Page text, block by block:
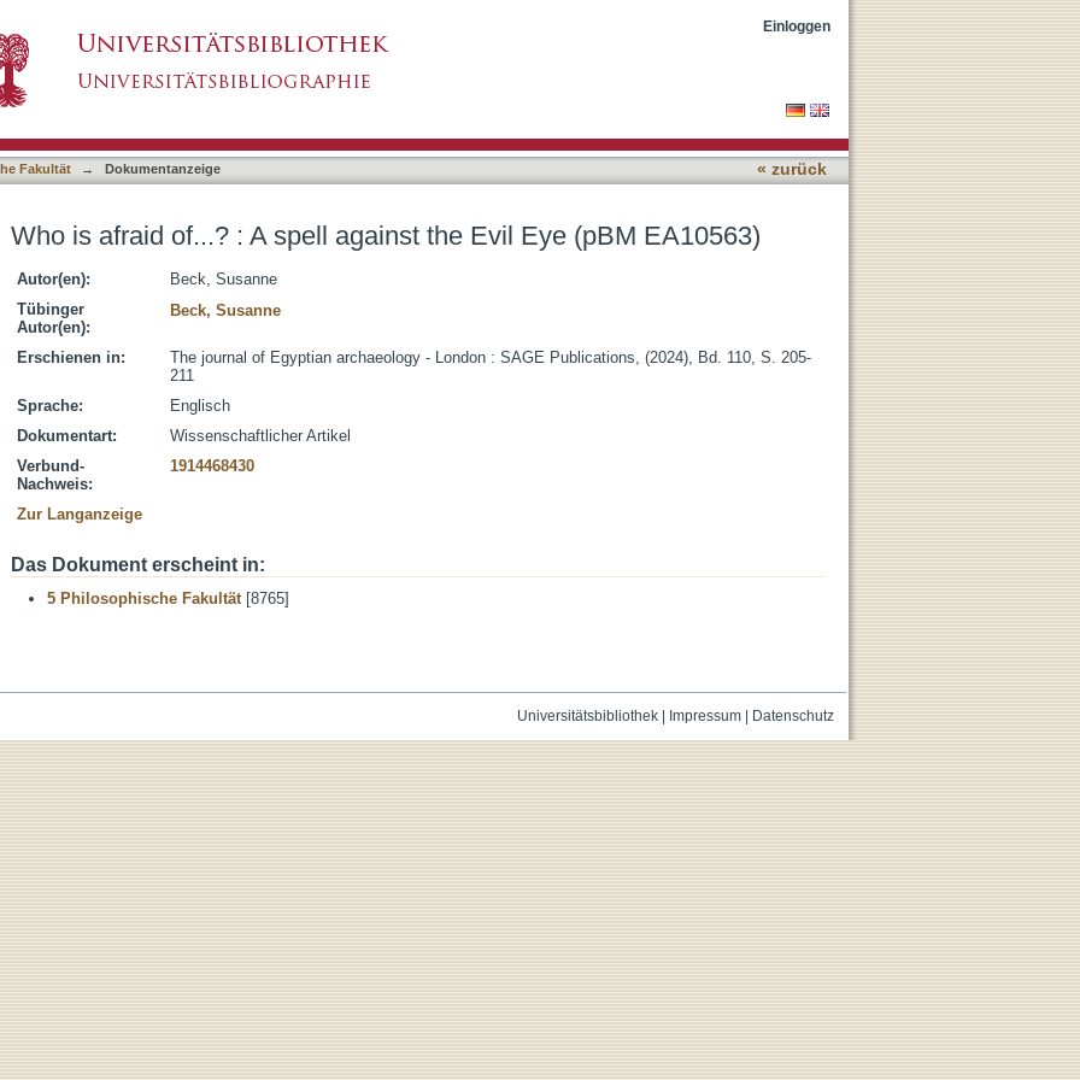
Einloggen
Fakultät → Dokumentanzeige « zurück
Who is afraid of...? : A spell against the Evil Eye (pBM EA10563)
Autor(en):
Beck, Susanne
Tübinger
Autor(en):
Beck, Susanne
Erschienen in:
The journal of Egyptian archaeology - London : SAGE Publications, (2024), Bd. 110, S. 205-
211
Sprache:
Englisch
Dokumentart:
Wissenschaftlicher Artikel
Verbund-
Nachweis:
1914468430
Zur Langanzeige
Das Dokument erscheint in:
5 Philosophische Fakultät[8765]
Universitätsbibliothek| Impressum| Datenschutz